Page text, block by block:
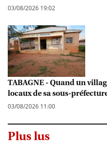
03/08/2026 19:02
TABAGNE - Quand un
locaux de sa sous-
03/08/2026 11:00
Plus lus